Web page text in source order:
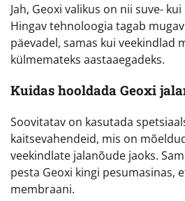
Jah, Geoxi valikus on nii suve-
Hingav tehnoloogia tagab
päevadel, samas kui veekindlad
külmemateks aastaaegadeks.
Kuidas hooldada Geoxi
Soovitatav on kasutada
kaitsevahendeid, mis on
veekindlate jalanõude jaoks.
pesta Geoxi kingi pesumasinas,
membraani.